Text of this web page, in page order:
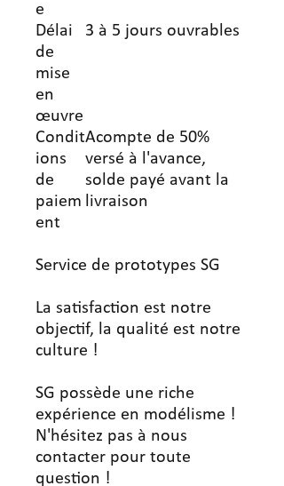
e
Délai
de
mise
en
œuvre
3 à 5 jours ouvrables
Condit
ions
de
paiem
ent
Acompte de 50%
versé à l'avance,
solde payé avant la
livraison
Service de prototypes SG
La satisfaction est notre
objectif, la qualité est notre
culture !
SG possède une riche
expérience en modélisme !
N'hésitez pas à nous
contacter pour toute
question !